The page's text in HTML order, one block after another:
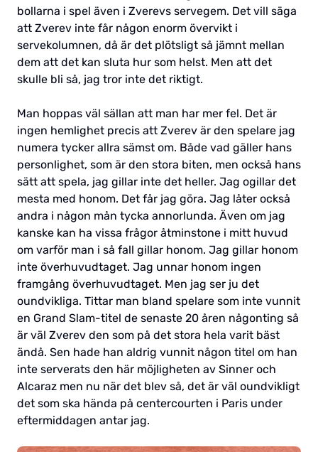
bollarna i spel även i Zverevs servegem. Det vill säga
att Zverev inte får någon enorm övervikt i
servekolumnen, då är det plötsligt så jämnt mellan
dem att det kan sluta hur som helst. Men att det
skulle bli så, jag tror inte det riktigt.
Man hoppas väl sällan att man har mer fel. Det är
ingen hemlighet precis att Zverev är den spelare jag
numera tycker allra sämst om. Både vad gäller hans
personlighet, som är den stora biten, men också hans
sätt att spela, jag gillar inte det heller. Jag ogillar det
mesta med honom. Det får jag göra. Jag låter också
andra i någon mån tycka annorlunda. Även om jag
kanske kan ha vissa frågor åtminstone i mitt huvud
om varför man i så fall gillar honom. Jag gillar honom
inte överhuvudtaget. Jag unnar honom ingen
framgång överhuvudtaget. Men jag ser ju det
oundvikliga. Tittar man bland spelare som inte vunnit
en Grand Slam-titel de senaste 20 åren någonting så
är väl Zverev den som på det stora hela varit bäst
ändå. Sen hade han aldrig vunnit någon titel om han
inte serverats den här möjligheten av Sinner och
Alcaraz men nu när det blev så, det är väl oundvikligt
det som ska hända på centercourten i Paris under
eftermiddagen antar jag.